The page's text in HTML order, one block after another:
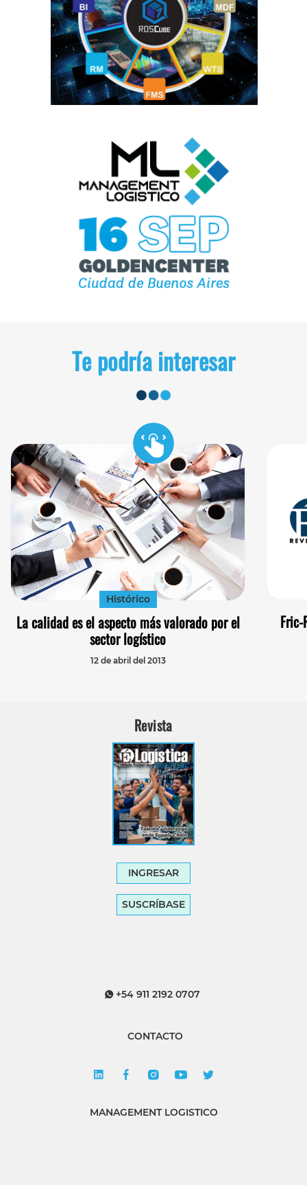
Te podría interesar
Histórico
La calidad es el aspecto más valorado por el
sector logístico
12 de abril del 2013
Revista
INGRESAR
SUSCRÍBASE
+54 911 2192 0707
CONTACTO
MANAGEMENT LOGISTICO